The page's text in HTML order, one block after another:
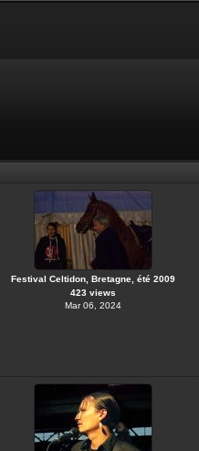
Festival Celtidon, Bretagne, été 2009
423 views
Mar 06, 2024